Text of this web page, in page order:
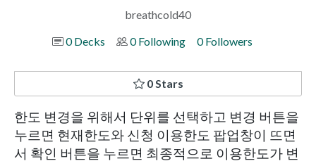
breathcold40
0 Decks
0 Following 0 Followers
0 Stars
한도 변경을 위해서 단위를 선택하고 변경 버튼을
누르면 현재한도와 신청 이용한도 팝업창이 뜨면
서 확인 버튼을 누르면 최종적으로 이용한도가 변